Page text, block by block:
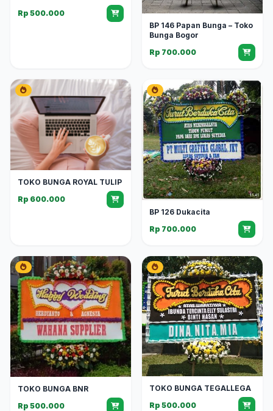
Rp 500.000
BP 146 Papan Bunga – Toko
Bunga Bogor
Rp 700.000
TOKO BUNGA ROYAL TULIP
Rp 600.000
BP 126 Dukacita
Rp 700.000
TOKO BUNGA BNR
Rp 500.000
TOKO BUNGA TEGALLEGA
Rp 500.000